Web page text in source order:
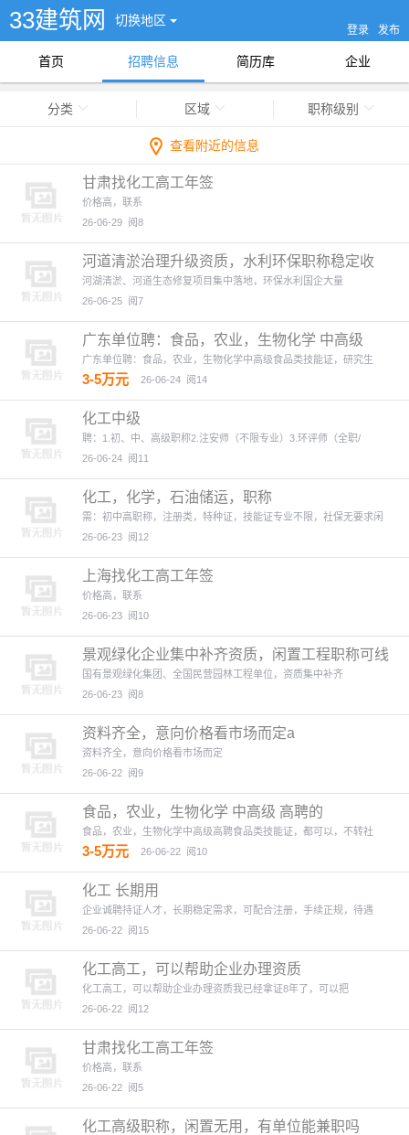
33建筑网 切换地区
登录 发布
首页 招聘信息 简历库 企业
分类 区域 职称级别
查看附近的信息
甘肃找化工高工年签
价格高，联系
26-06-29 阅8
河道清淤治理升级资质，水利环保职称稳定收
河湖清淤、河道生态修复项目集中落地，环保水利国企大量
26-06-25 阅7
广东单位聘：食品，农业，生物化学 中高级
广东单位聘：食品，农业，生物化学中高级食品类技能证，研究生
3-5万元 26-06-24 阅14
化工中级
聘：1.初、中、高级职称2.注安师（不限专业）3.环评师（全职/
26-06-24 阅11
化工，化学，石油储运，职称
需：初中高职称，注册类，特种证，技能证专业不限，社保无要求闲
26-06-23 阅12
上海找化工高工年签
价格高，联系
26-06-23 阅10
景观绿化企业集中补齐资质，闲置工程职称可线
上估价咨询
国有景观绿化集团、全国民营园林工程单位，资质集中补齐
26-06-23 阅8
资料齐全，意向价格看市场而定a
资料齐全，意向价格看市场而定
26-06-22 阅9
食品，农业，生物化学 中高级 高聘的
食品，农业，生物化学中高级高聘食品类技能证，都可以，不转社
3-5万元 26-06-22 阅10
化工 长期用
企业诚聘持证人才，长期稳定需求，可配合注册，手续正规，待遇
26-06-22 阅15
化工高工，可以帮助企业办理资质
化工高工，可以帮助企业办理资质我已经拿证8年了，可以把
26-06-22 阅12
甘肃找化工高工年签
价格高，联系
26-06-22 阅5
化工高级职称，闲置无用，有单位能兼职吗